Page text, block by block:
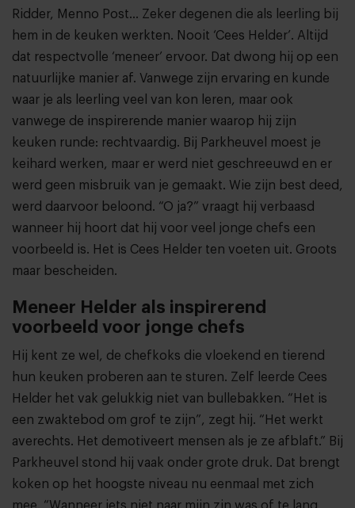
Ridder, Menno Post… Zeker degenen die als leerling bij
hem in de keuken werkten. Nooit ‘Cees Helder’. Altijd
dat respectvolle ‘meneer’ ervoor. Dat dwong hij op een
natuurlijke manier af. Vanwege zijn ervaring en kunde
waar je als leerling veel van kon leren, maar ook
vanwege de inspirerende manier waarop hij zijn
keuken runde: rechtvaardig. Bij Parkheuvel moest je
keihard werken, maar er werd niet geschreeuwd en er
werd geen misbruik van je gemaakt. Wie zijn best deed,
werd daarvoor beloond. “O ja?” vraagt hij verbaasd
wanneer hij hoort dat hij voor veel jonge chefs een
voorbeeld is. Het is Cees Helder ten voeten uit. Groots
maar bescheiden.
Meneer Helder als inspirerend
voorbeeld voor jonge chefs
Hij kent ze wel, de chefkoks die vloekend en tierend
hun keuken proberen aan te sturen. Zelf leerde Cees
Helder het vak gelukkig niet van bullebakken. “Het is
een zwaktebod om grof te zijn”, zegt hij. “Het werkt
averechts. Het demotiveert mensen als je ze afblaft.” Bij
Parkheuvel stond hij vaak onder grote druk. Dat brengt
koken op het hoogste niveau nu eenmaal met zich